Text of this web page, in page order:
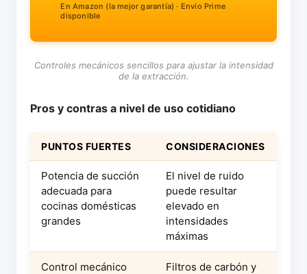
En Amazon (la mejor garantía) · Envío Prime
disponible
Controles mecánicos sencillos para ajustar la intensidad
de la extracción.
Pros y contras a nivel de uso cotidiano
PUNTOS FUERTES CONSIDERACIONES
Potencia de succión
adecuada para
cocinas domésticas
grandes
El nivel de ruido
puede resultar
elevado en
intensidades
máximas
Control mecánico
Filtros de carbón y